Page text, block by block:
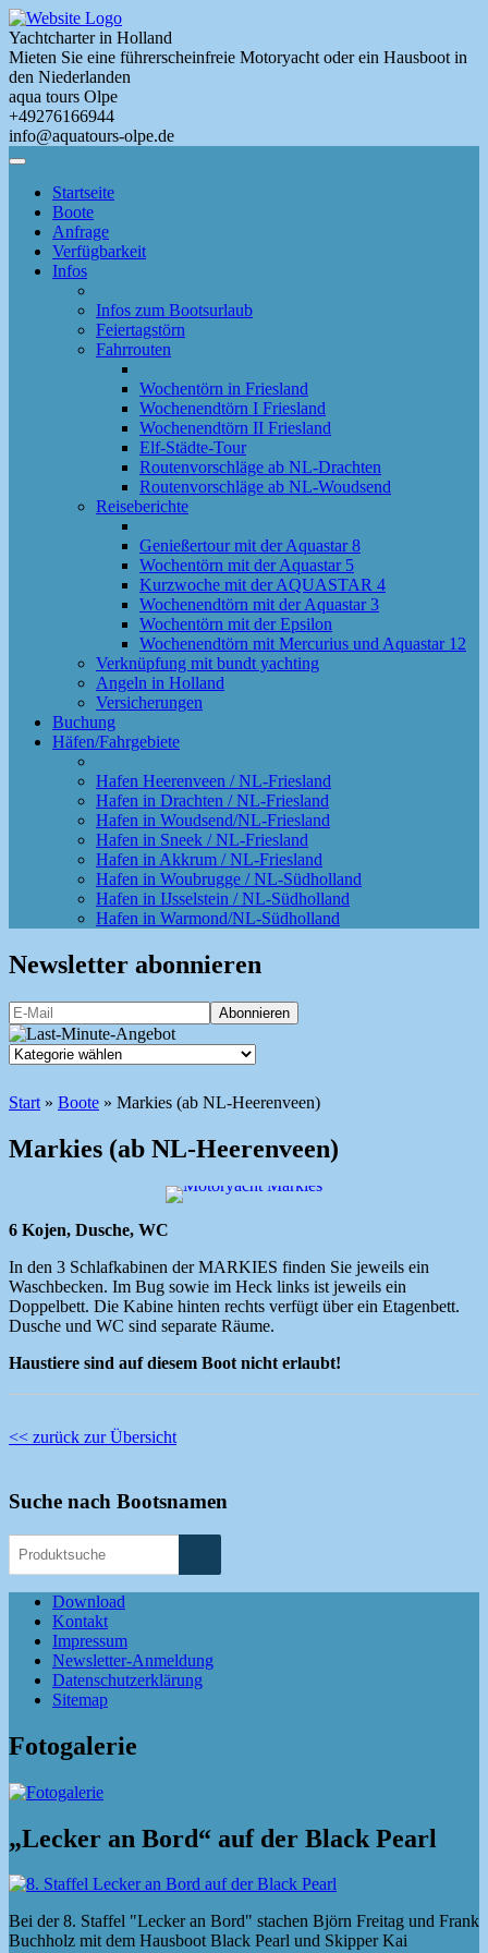
Skip
to
main
content
Yachtcharter in Holland
Mieten Sie eine führerscheinfreie Motoryacht oder ein Hausboot in
den Niederlanden
aqua tours Olpe
+49276166944
info@aquatours-olpe.de
Toggle
Startseite
Boote
Anfrage
Verfügbarkeit
Infos
Infos zum Bootsurlaub
Feiertagstörn
Fahrrouten
Wochentörn in Friesland
Wochenendtörn I Friesland
Wochenendtörn II Friesland
Elf-Städte-Tour
Routenvorschläge ab NL-Drachten
Routenvorschläge ab NL-Woudsend
Reiseberichte
Genießertour mit der Aquastar 8
Wochentörn mit der Aquastar 5
Kurzwoche mit der AQUASTAR 4
Wochenendtörn mit der Aquastar 3
Wochentörn mit der Epsilon
Wochenendtörn mit Mercurius und Aquastar 12
Verknüpfung mit bundt yachting
Angeln in Holland
Versicherungen
Buchung
Häfen/Fahrgebiete
Hafen Heerenveen / NL-Friesland
Hafen in Drachten / NL-Friesland
Hafen in Woudsend/NL-Friesland
Hafen in Sneek / NL-Friesland
Hafen in Akkrum / NL-Friesland
Hafen in Woubrugge / NL-Südholland
Hafen in IJsselstein / NL-Südholland
Hafen in Warmond/NL-Südholland
Newsletter abonnieren
Start » Boote » Markies (ab NL-Heerenveen)
Markies (ab NL-Heerenveen)
6 Kojen, Dusche, WC
In den 3 Schlafkabinen der MARKIES finden Sie jeweils ein
Waschbecken. Im Bug sowie im Heck links ist jeweils ein
Doppelbett. Die Kabine hinten rechts verfügt über ein Etagenbett.
Dusche und WC sind separate Räume.
Haustiere sind auf diesem Boot nicht erlaubt!
<< zurück zur Übersicht
Suche nach Bootsnamen
Download
Kontakt
Impressum
Newsletter-Anmeldung
Datenschutzerklärung
Sitemap
Fotogalerie
„Lecker an Bord“ auf der Black Pearl
Bei der 8. Staffel "Lecker an Bord" stachen Björn Freitag und Frank
Buchholz mit dem Hausboot Black Pearl und Skipper Kai